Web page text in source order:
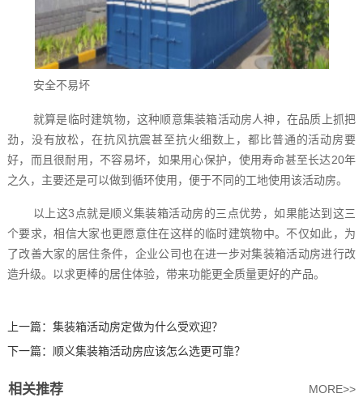
安全不易坏
就算是临时建筑物，这种顺意集装箱活动房人神，在品质上抓把
劲，没有放松，在抗风抗震甚至抗火细数上，都比普通的活动房要
好，而且很耐用，不容易坏，如果用心保护，使用寿命甚至长达20年
之久，主要还是可以做到循环使用，便于不同的工地使用该活动房。
以上这3点就是顺义集装箱活动房的三点优势，如果能达到这三
个要求，相信大家也更愿意住在这样的临时建筑物中。不仅如此，为
了改善大家的居住条件，企业公司也在进一步对集装箱活动房进行改
造升级。以求更棒的居住体验，带来功能更全质量更好的产品。
上一篇： 集装箱活动房定做为什么受欢迎？
下一篇： 顺义集装箱活动房应该怎么选更可靠？
相关推荐 MORE>>